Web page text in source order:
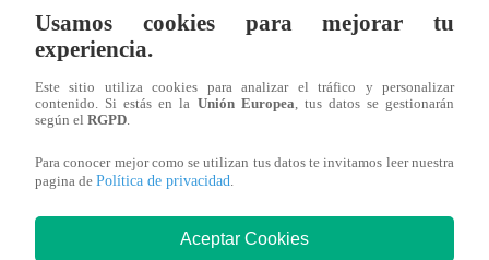
¡Imitadora de Laura Pausini se consagró
ganadora de Yo Soy: Nueva Generación!
Usamos cookies para mejorar tu
experiencia.
Este sitio utiliza cookies para analizar el tráfico y personalizar
contenido. Si estás en la Unión Europea , tus datos se gestionarán
según el RGPD
Para conocer mejor como se utilizan tus datos te invitamos leer nuestra
pagina de Política de privacidad
Aceptar Cookies